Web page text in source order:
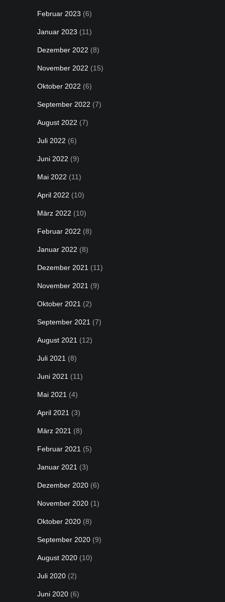
Februar 2023 (6)
Januar 2023 (11)
Dezember 2022 (8)
November 2022 (15)
Oktober 2022 (6)
September 2022 (7)
August 2022 (7)
Juli 2022 (6)
Juni 2022 (9)
Mai 2022 (11)
April 2022 (10)
März 2022 (10)
Februar 2022 (8)
Januar 2022 (8)
Dezember 2021 (11)
November 2021 (9)
Oktober 2021 (2)
September 2021 (7)
August 2021 (12)
Juli 2021 (8)
Juni 2021 (11)
Mai 2021 (4)
April 2021 (3)
März 2021 (8)
Februar 2021 (5)
Januar 2021 (3)
Dezember 2020 (6)
November 2020 (1)
Oktober 2020 (8)
September 2020 (9)
August 2020 (10)
Juli 2020 (2)
Juni 2020 (6)